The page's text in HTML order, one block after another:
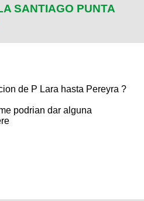
SANTIAGO PUNTA
de P Lara hasta Pereyra ?
podrian dar alguna